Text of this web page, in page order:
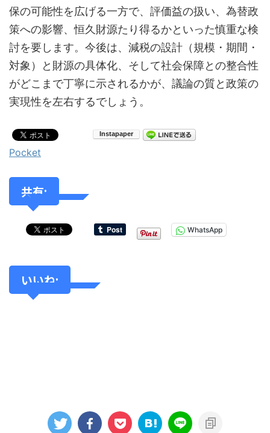
保の可能性を広げる一方で、評価益の扱い、為替政
策への影響、恒久財源たり得るかといった慎重な検
討を要します。今後は、減税の設計（規模・期間・
対象）と財源の具体化、そして社会保障との整合性
がどこまで丁寧に示されるかが、議論の質と政策の
実現性を左右するでしょう。
Pocket
共有:
WhatsApp
いいね: